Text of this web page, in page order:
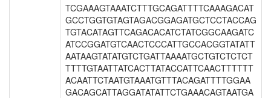
TCGAAAGTAAATCTTTGCAGATTTTCAAAGACAT
GCCTGGTGTAGTAGACGGAGATGCTCCTACCAG
TGTACATAGTTCAGACACATCTATCGGCAAGATC
ATCCGGATGTCAACTCCCATTGCCACGGTATATT
AATAAGTATATGTCTGATTAAAATGCTGTCTCTCT
TTTTGTAATTATCACTTATACCATTCAACTTTTTT
ACAATTCTAATGTAAATGTTTACAGATTTTGGAA
GACAGCATTAGGATATATTCTGAAACAGTAATGA